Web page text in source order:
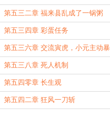
第五三二章 福来县乱成了一锅粥
第五三四章 彩蛋任务
第五三六章 交流寅虎，小元主动暴
线索
第五三八章 死人机制
第五四零章 长生观
第五四二章 狂风一刀斩